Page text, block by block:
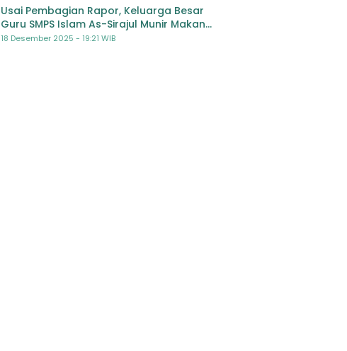
Usai Pembagian Rapor, Keluarga Besar
Guru SMPS Islam As-Sirajul Munir Makan
Bersama Sambut Libur Awal Semester
18 Desember 2025 - 19:21 WIB